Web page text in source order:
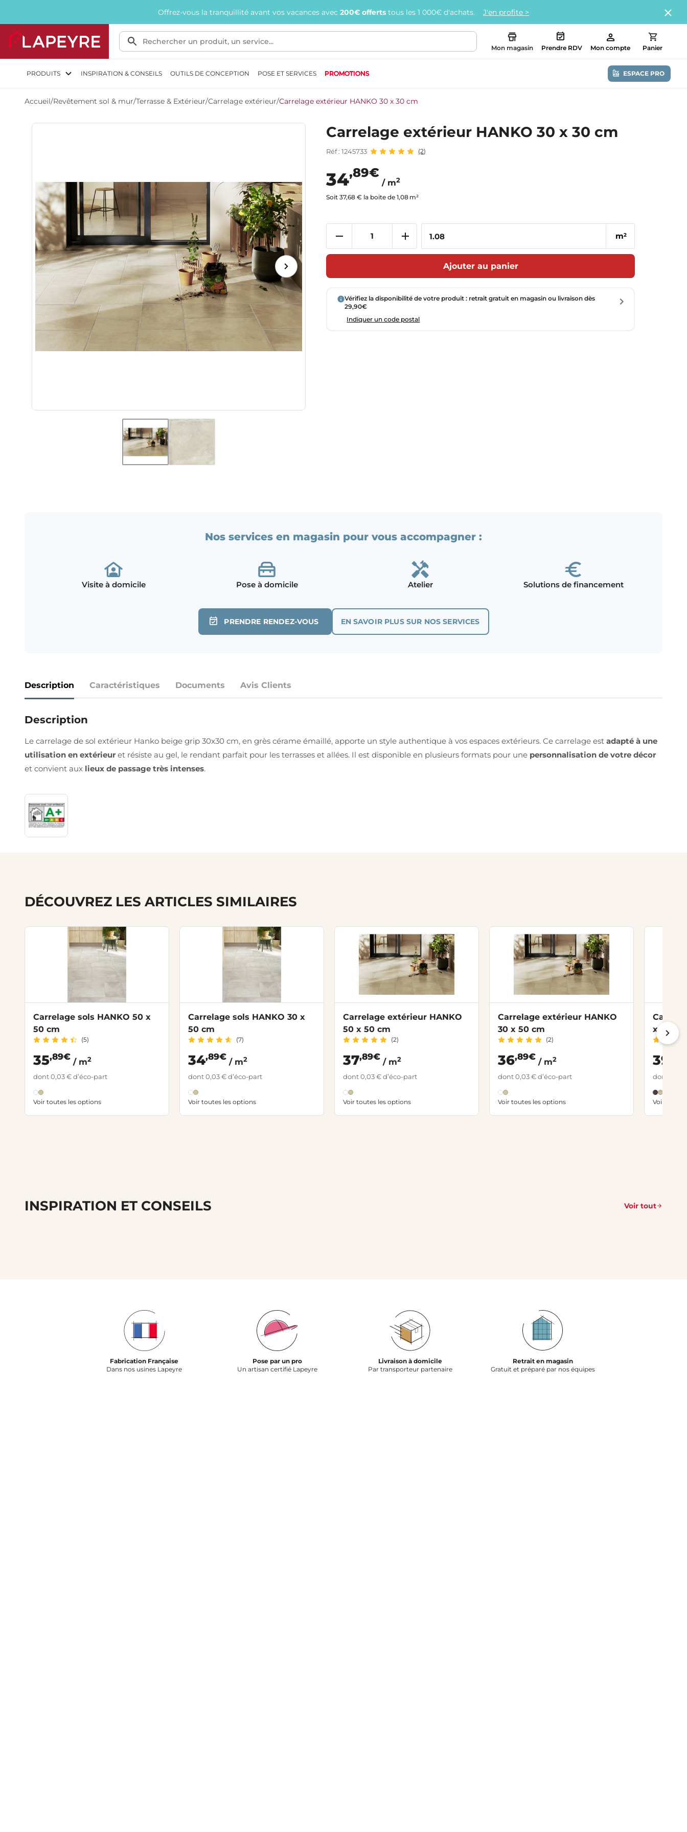
Offrez-vous la tranquillité avant vos vacances avec 200€ offerts tous les 1 000€ d'achats. J'en profite >
Mon magasin Prendre RDV Mon compte Panier
PRODUITS INSPIRATION & CONSEILS OUTILS DE CONCEPTION POSE ET SERVICES PROMOTIONS ESPACE PRO
Accueil/Revêtement sol & mur/Terrasse & Extérieur/Carrelage extérieur/Carrelage extérieur HANKO 30 x 30 cm
Carrelage extérieur HANKO 30 x 30 cm
Réf : 1245733 (2)
34,89€
/ m2
Soit 37,68 € la boite de 1,08 m²
m2
Ajouter au panier
Vérifiez la disponibilité de votre produit : retrait gratuit en magasin ou livraison dès
29,90€
Indiquer un code postal
Nos services en magasin pour vous accompagner :
Visite à domicile Pose à domicile Atelier Solutions de financement
PRENDRE RENDEZ-VOUS EN SAVOIR PLUS SUR NOS SERVICES
Description Caractéristiques Documents Avis Clients
Description
Le carrelage de sol extérieur Hanko beige grip 30x30 cm, en grès cérame émaillé, apporte un style authentique à vos espaces extérieurs. Ce carrelage est adapté à une
utilisation en extérieur et résiste au gel, le rendant parfait pour les terrasses et allées. Il est disponible en plusieurs formats pour une personnalisation de votre décor
et convient aux lieux de passage très intenses.
DÉCOUVREZ LES ARTICLES SIMILAIRES
Carrelage sols HANKO 50 x
50 cm
(5)
35,89€
/ m2
dont 0,03 € d’éco-part
Voir toutes les options
Carrelage sols HANKO 30 x
50 cm
(7)
34,89€
/ m2
dont 0,03 € d’éco-part
Voir toutes les options
Carrelage extérieur HANKO
50 x 50 cm
(2)
37,89€
/ m2
dont 0,03 € d’éco-part
Voir toutes les options
Carrelage extérieur HANKO
30 x 50 cm
(2)
36,89€
/ m2
dont 0,03 € d’éco-part
Voir toutes les options
x 88
39
dont 0,03
Voir
INSPIRATION ET CONSEILS Voir tout
Fabrication Française
Dans nos usines Lapeyre
Pose par un pro
Un artisan certifié Lapeyre
Livraison à domicile
Par transporteur partenaire
Retrait en magasin
Gratuit et préparé par nos équipes